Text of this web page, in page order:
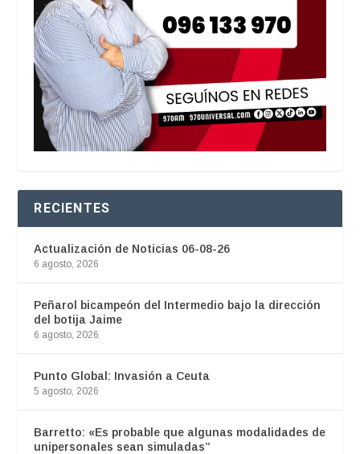
RECIENTES
Actualización de Noticias 06-08-26
6 agosto, 2026
Peñarol bicampeón del Intermedio bajo la dirección
del botija Jaime
6 agosto, 2026
Punto Global: Invasión a Ceuta
5 agosto, 2026
Barretto: «Es probable que algunas modalidades de
unipersonales sean simuladas”